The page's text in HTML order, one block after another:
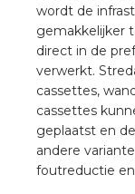
wordt de
gemakkelijker
direct in de
verwerkt.
cassettes,
cassettes
geplaatst en
andere
foutreductie